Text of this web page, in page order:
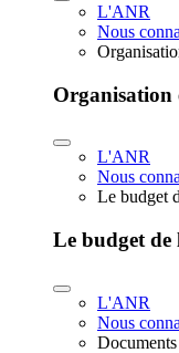
L'ANR
Nous
Organisation
L'ANR
Nous
Le budget
Le budget de
L'ANR
Nous